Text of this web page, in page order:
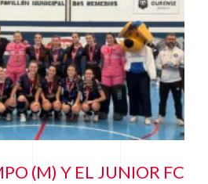
(M) Y EL JUNIOR FC